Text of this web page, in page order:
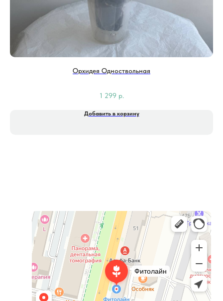
Орхидея Одноствольная
1 299 р.
Добавить в корзину
Фитолайн
Магазин цветов в Чебоксарах
Магазин подарков и сувениров в Чебоксарах